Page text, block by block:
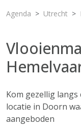
Agenda Utrecht
Kom gezellig
locatie in Doorn
aangeboden